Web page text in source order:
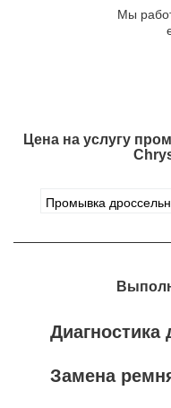
Мы
Цена на услугу
Промывка
Диагностика
Замена